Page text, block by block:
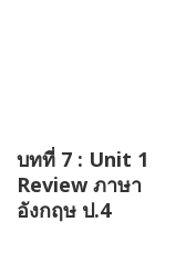
บทที่ 7 : Unit 1
Review ภาษา
อังกฤษ ป.4